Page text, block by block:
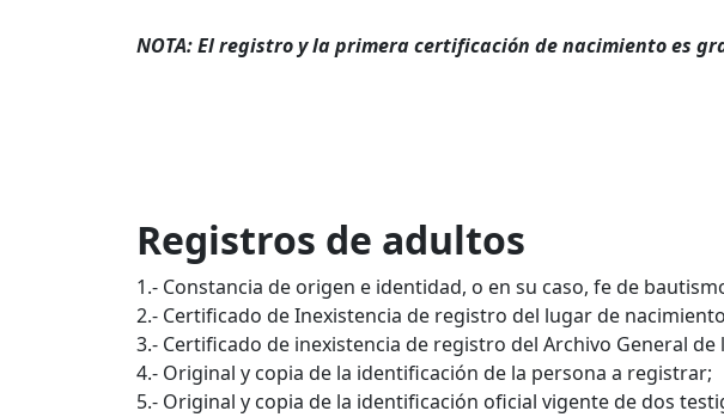
NOTA: El registro y la primera certificación de nacimiento es
Registros de adultos
1.- Constancia de origen e identidad, o en su caso, fe de
2.- Certificado de Inexistencia de registro del lugar de
3.- Certificado de inexistencia de registro del Archivo General de
4.- Original y copia de la identificación de la persona a registrar;
5.- Original y copia de la identificación oficial vigente de dos